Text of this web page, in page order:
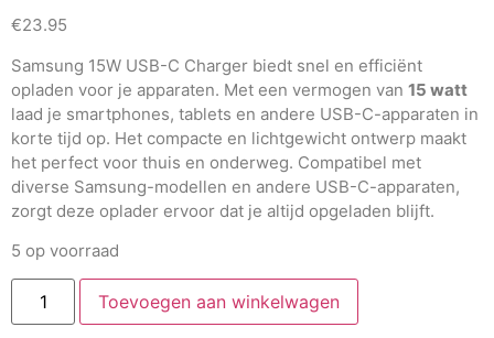
€23.95
Samsung 15W USB-C Charger biedt snel en efficiënt
opladen voor je apparaten. Met een vermogen van 15 watt
laad je smartphones, tablets en andere USB-C-apparaten in
korte tijd op. Het compacte en lichtgewicht ontwerp maakt
het perfect voor thuis en onderweg. Compatibel met
diverse Samsung-modellen en andere USB-C-apparaten,
zorgt deze oplader ervoor dat je altijd opgeladen blijft.
5 op voorraad
Toevoegen aan winkelwagen